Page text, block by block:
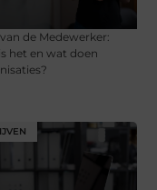
de Medewerker:
het en wat doen